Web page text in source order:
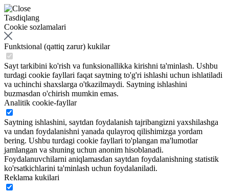
Tasdiqlang
Cookie sozlamalari
Funktsional (qattiq zarur) kukilar
Sayt tarkibini ko'rish va funksionallikka kirishni ta'minlash. Ushbu
turdagi cookie fayllari faqat saytning to'g'ri ishlashi uchun ishlatiladi
va uchinchi shaxslarga o'tkazilmaydi. Saytning ishlashini
buzmasdan o'chirish mumkin emas.
Analitik cookie-fayllar
Saytning ishlashini, saytdan foydalanish tajribangizni yaxshilashga
va undan foydalanishni yanada qulayroq qilishimizga yordam
bering. Ushbu turdagi cookie fayllari to'plangan ma'lumotlar
jamlangan va shuning uchun anonim hisoblanadi.
Foydalanuvchilarni aniqlamasdan saytdan foydalanishning statistik
ko'rsatkichlarini ta'minlash uchun foydalaniladi.
Reklama kukilari